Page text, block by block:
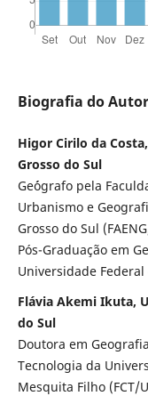
Biografia do Autor
Higor Cirilo da
Grosso do Sul
Ge´ógrafo pela
Urbanismo e
Grosso do Sul
Pós-Graduação em
Universidade Federal
Flávia Akemi Ikuta,
do Sul
Doutora em
Tecnologia da
Mesquita Filho (FCT/